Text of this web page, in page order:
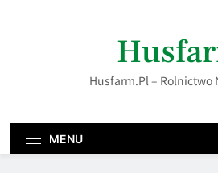
Husfarm.pl – Rolnictwo
MENU